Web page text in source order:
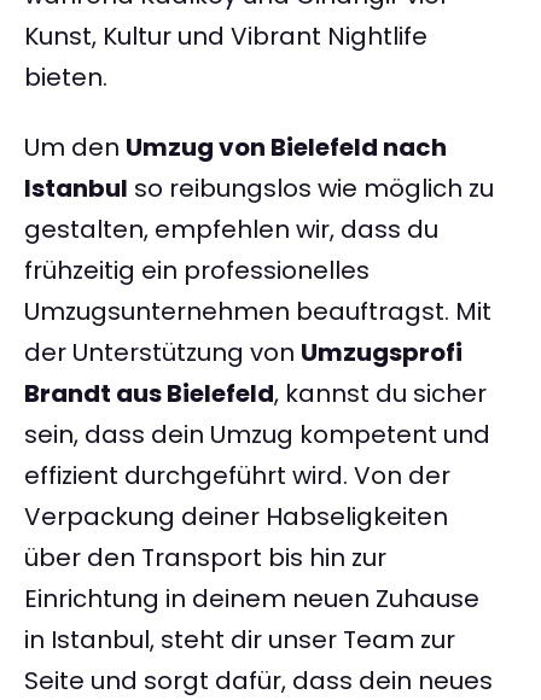
Kunst, Kultur und Vibrant Nightlife
bieten.
Um den Umzug von Bielefeld nach
Istanbul so reibungslos wie möglich zu
gestalten, empfehlen wir, dass du
frühzeitig ein professionelles
Umzugsunternehmen beauftragst. Mit
der Unterstützung von Umzugsprofi
Brandt aus Bielefeld, kannst du sicher
sein, dass dein Umzug kompetent und
effizient durchgeführt wird. Von der
Verpackung deiner Habseligkeiten
über den Transport bis hin zur
Einrichtung in deinem neuen Zuhause
in Istanbul, steht dir unser Team zur
Seite und sorgt dafür, dass dein neues